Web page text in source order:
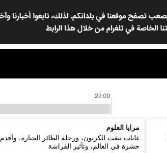
22:00
مرايا العلوم
غابات تنفث الكربون، ورحلة الطائر الجبارة، وأقدم
حشرة في العالم، وتأثير الفراشة